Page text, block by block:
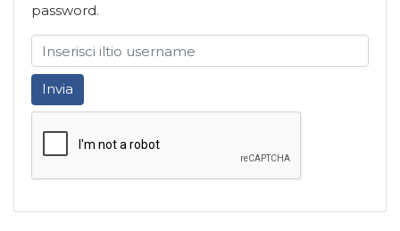
password.
Invia